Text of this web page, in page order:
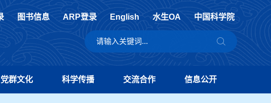
图书信息 ARP登录 English 水生OA 中国科学院
党群文化 科学传播 交流合作 信息公开